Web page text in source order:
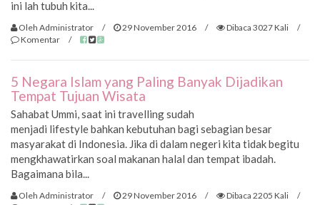
ini lah tubuh kita...
Oleh Administrator / 29 November 2016 / Dibaca 3027 Kali
/
Komentar
/
5 Negara Islam yang Paling Banyak Dijadikan
Tempat Tujuan Wisata
Sahabat Ummi, saat ini travelling sudah
menjadi lifestyle bahkan kebutuhan bagi sebagian besar
masyarakat di Indonesia. Jika di dalam negeri kita tidak begitu
mengkhawatirkan soal makanan halal dan tempat ibadah.
Bagaimana bila...
Oleh Administrator / 29 November 2016 / Dibaca 2205 Kali
/